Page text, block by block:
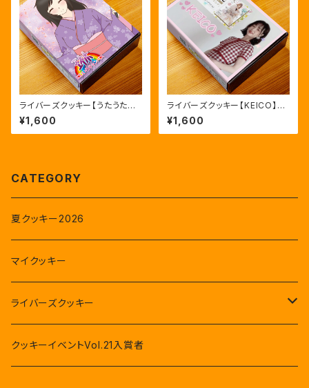
ライバーズクッキー【うたうたう
琳のにじいろキャンバス】通常版
¥1,600
ライバーズクッキー【KEICO】通
常版
¥1,600
CATEGORY
夏クッキー2026
マイクッキー
ライバーズクッキー
星河眞緒
クッキーイベントVol.21入賞者